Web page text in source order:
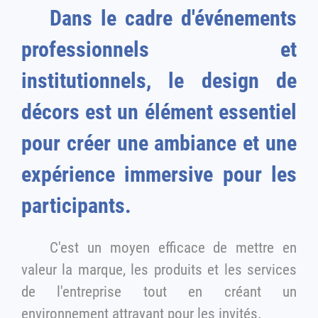
Dans le cadre d'événements
professionnels et
institutionnels, le design de
décors est un élément essentiel
pour créer une ambiance et une
expérience immersive pour les
participants.
C'est un moyen efficace de mettre en
valeur la marque, les produits et les services
de l'entreprise tout en créant un
environnement attrayant pour les invités.